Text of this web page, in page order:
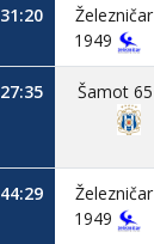
31:20
Železničar
1949
27:35 Šamot 65
44:29
Železničar
1949